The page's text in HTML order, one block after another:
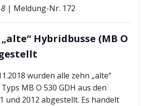
| Meldung-Nr. 172
Hybridbusse (MB O
wurden alle zehn „alte“
MB O 530 GDH aus den
und 2012 abgestellt. Es handelt